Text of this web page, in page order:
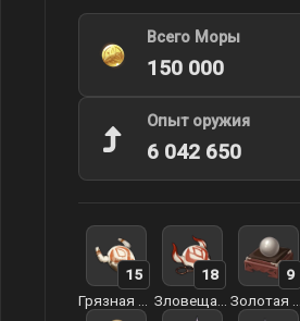
Всего Моры
150 000
Опыт оружия
6 042 650
15
18
9